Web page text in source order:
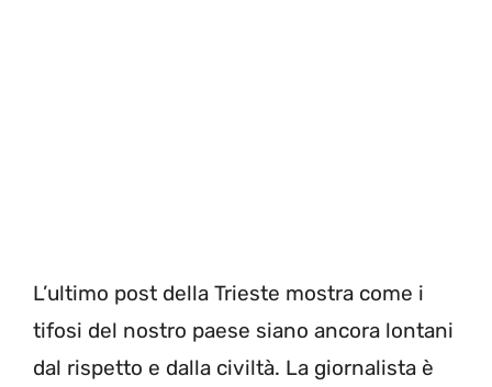
L’ultimo post della Trieste mostra come i
tifosi del nostro paese siano ancora lontani
dal rispetto e dalla civiltà. La giornalista è